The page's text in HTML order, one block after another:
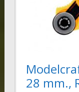
28 mm.,